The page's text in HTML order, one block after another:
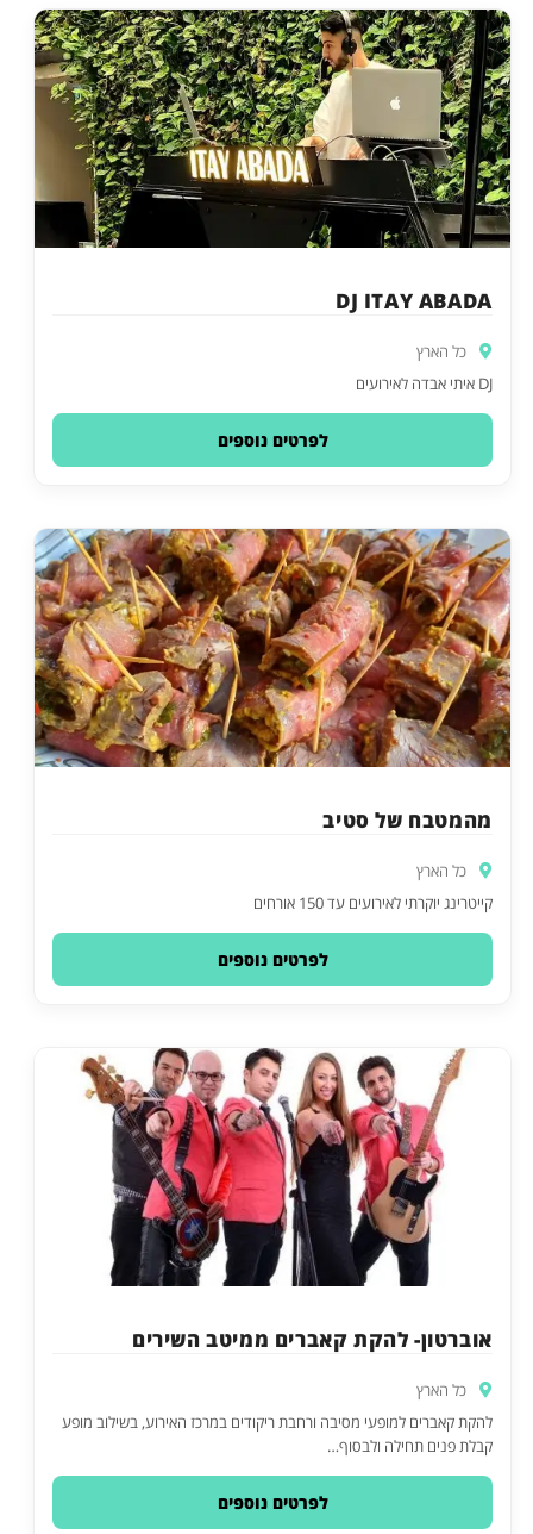
DJ ITAY ABADA
כל הארץ
DJ איתי אבדה לאירועים
לפרטים נוספים
מהמטבח של סטיב
כל הארץ
קייטרינג יוקרתי לאירועים עד 150 אורחים
לפרטים נוספים
אוברטון- להקת קאברים ממיטב השירים
כל הארץ
להקת קאברים למופעי מסיבה ורחבת ריקודים במרכז האירוע, בשילוב מופע
קבלת פנים תחילה ולבסוף…
לפרטים נוספים